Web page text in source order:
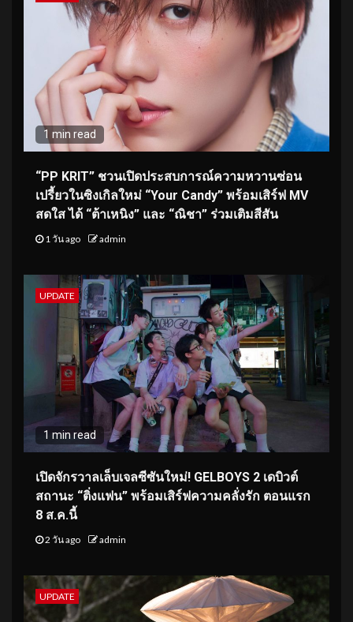
1 min read
“PP KRIT” ชวนเปิดประสบการณ์ความหวานซ่อน
เปรี้ยวในซิงเกิลใหม่ “Your Candy” พร้อมเสิร์ฟ MV
สดใส ได้ “ต้าเหนิง” และ “ณิชา” ร่วมเติมสีสัน
1 วัน ago admin
UPDATE
1 min read
เปิดจักรวาลเล็บเจลซีซันใหม่! GELBOYS 2 เดบิวต์
สถานะ “ติ่งแฟน” พร้อมเสิร์ฟความคลั่งรัก ตอนแรก
8 ส.ค.นี้
2 วัน ago admin
UPDATE